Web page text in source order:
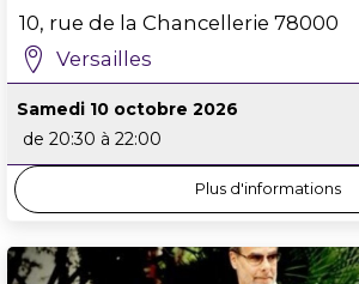
10, rue de la Chancellerie 78000
Versailles
Samedi 10 octobre 2026
de 20:30 à 22:00
Plus d'informations